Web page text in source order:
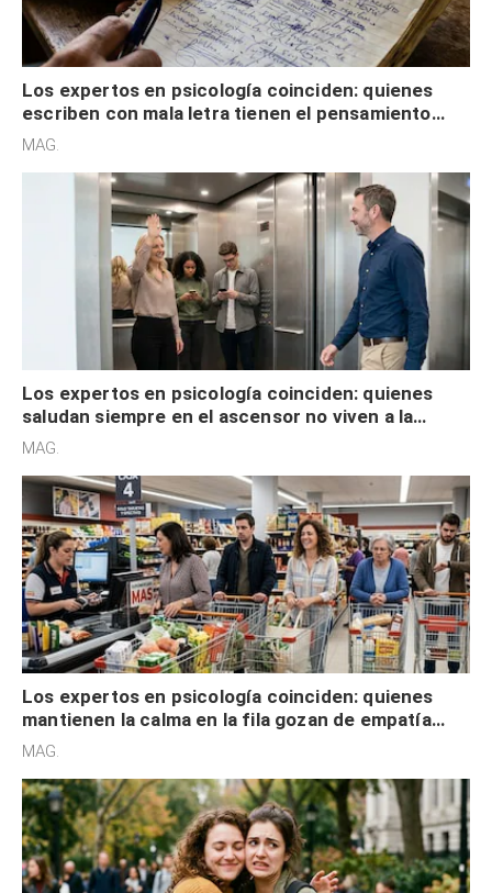
Los expertos en psicología coinciden: quienes
escriben con mala letra tienen el pensamiento
acelerado y no lo hacen por desinterés
MAG.
Los expertos en psicología coinciden: quienes
saludan siempre en el ascensor no viven a la
defensiva y tienen apertura social
MAG.
Los expertos en psicología coinciden: quienes
mantienen la calma en la fila gozan de empatía
cognitiva, gratitud y no solo tienen autocontrol
MAG.